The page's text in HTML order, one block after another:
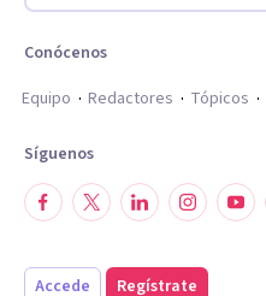
Conócenos
Equipo
Redactores Tópicos
Síguenos
Accede Regístrate